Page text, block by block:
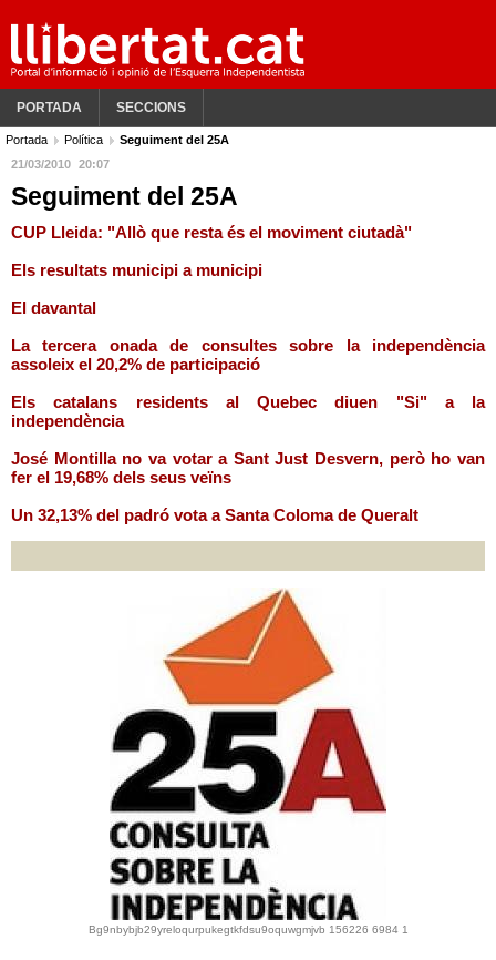
PORTADA SECCIONS
Portada Política
Seguiment del 25A
21/03/2010 20:07
Seguiment del 25A
CUP Lleida: "Allò que resta és el moviment ciutadà"
Els resultats municipi a municipi
El davantal
La tercera onada de consultes sobre la independència
assoleix el 20,2% de participació
Els catalans residents al Quebec diuen "Si" a la
independència
José Montilla no va votar a Sant Just Desvern, però ho van
fer el 19,68% dels seus veïns
Un 32,13% del padró vota a Santa Coloma de Queralt
Bg9nbybjb29yreloqurpukegtkfdsu9oquwgmjvb 156226 6984 1